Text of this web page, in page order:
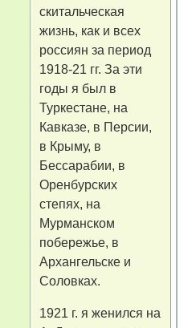
скитальческая
жизнь, как и всех
россиян за период
1918-21 гг. За эти
годы я был в
Туркестане, на
Кавказе, в Персии,
в Крыму, в
Бессарабии, в
Оренбурских
степях, на
Мурманском
побережье, в
Архангельске и
Соловках.
1921 г. я женился на